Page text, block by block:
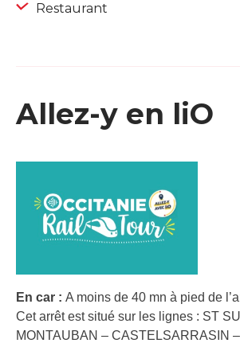
Restaurant
Allez-y en liO
En car : A moins de 40 mn à pied de
Cet arrêt est situé sur les lignes : ST
MONTAUBAN – CASTELSARRASIN